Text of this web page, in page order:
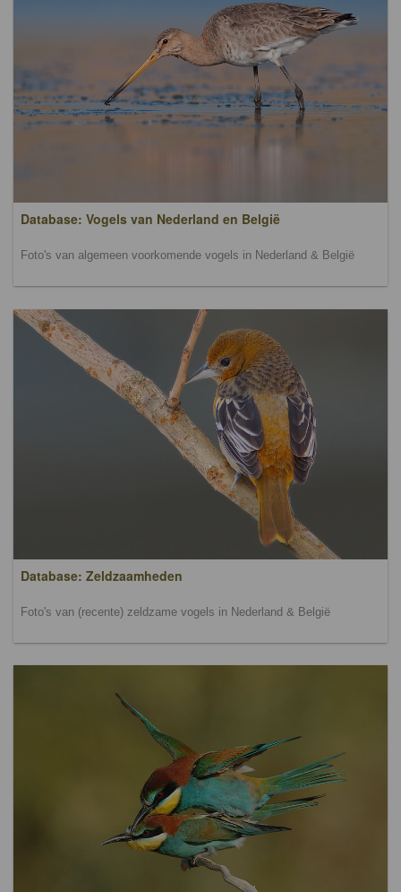
Database: Vogels van Nederland en België
Foto's van algemeen voorkomende vogels in Nederland & België
Database: Zeldzaamheden
Foto's van (recente) zeldzame vogels in Nederland & België